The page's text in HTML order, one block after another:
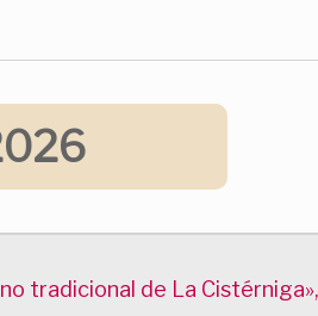
tradicional de La